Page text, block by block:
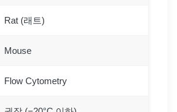
Rat (래트)
Mouse
Flow Cytometry